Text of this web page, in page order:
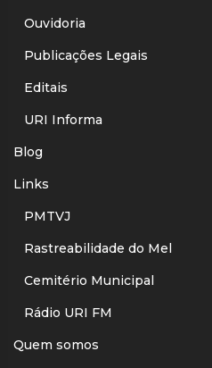
Ouvidoria
Publicações Legais
Editais
URI Informa
Blog
Links
PMTVJ
Rastreabilidade do Mel
Cemitério Municipal
Rádio URI FM
Quem somos